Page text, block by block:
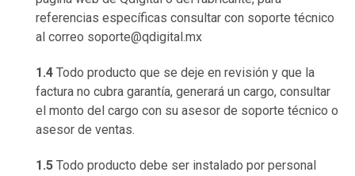
referencias específicas consultar con soporte técnico
al correo soporte@qdigital.mx
1.4 Todo producto que se deje en revisión y que la
factura no cubra garantía, generará un cargo, consultar
el monto del cargo con su asesor de soporte técnico o
asesor de ventas.
1.5 Todo producto debe ser instalado por personal